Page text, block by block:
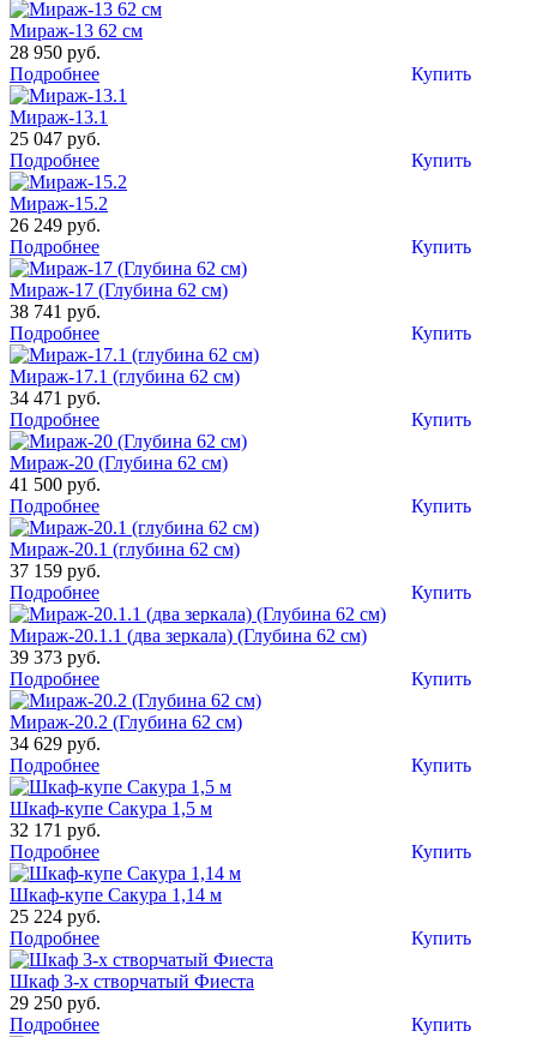
Мираж-13 62 см
28 950 руб.
Купить
Подробнее
Мираж-13.1
25 047 руб.
Купить
Подробнее
Мираж-15.2
26 249 руб.
Купить
Подробнее
Мираж-17 (Глубина 62 см)
38 741 руб.
Купить
Подробнее
Мираж-17.1 (глубина 62 см)
34 471 руб.
Купить
Подробнее
Мираж-20 (Глубина 62 см)
41 500 руб.
Купить
Подробнее
Мираж-20.1 (глубина 62 см)
37 159 руб.
Купить
Подробнее
Мираж-20.1.1 (два зеркала) (Глубина 62 см)
39 373 руб.
Купить
Подробнее
Мираж-20.2 (Глубина 62 см)
34 629 руб.
Купить
Подробнее
Шкаф-купе Сакура 1,5 м
32 171 руб.
Купить
Подробнее
Шкаф-купе Сакура 1,14 м
25 224 руб.
Купить
Подробнее
Шкаф 3-х створчатый Фиеста
29 250 руб.
Купить
Подробнее